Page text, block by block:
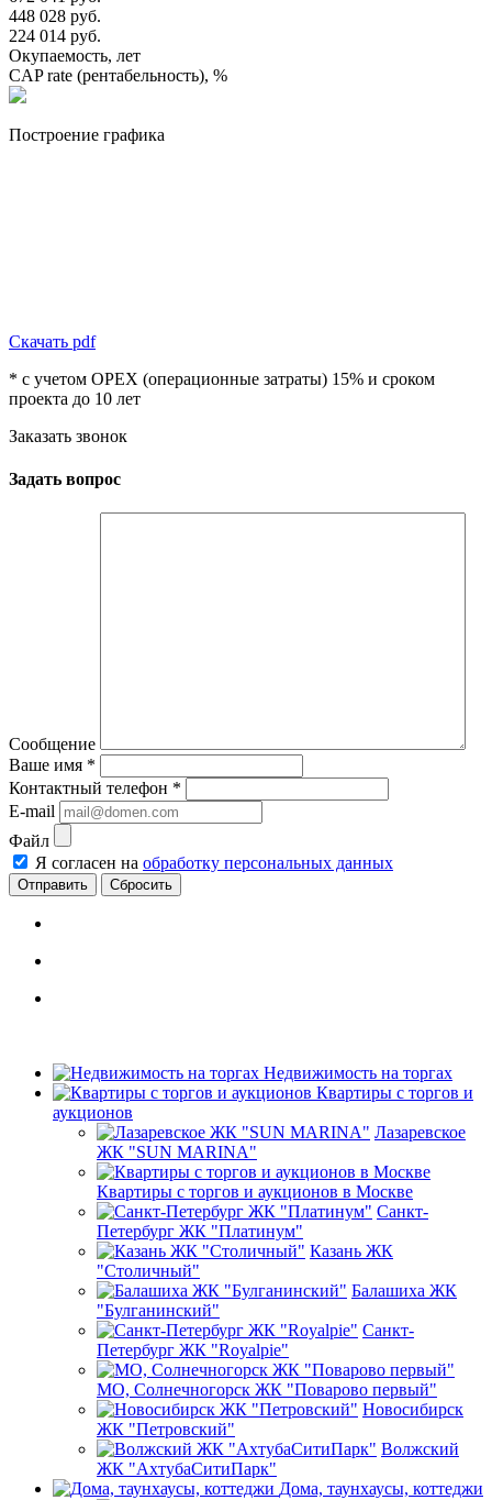
448 028 руб.
224 014 руб.
Окупаемость, лет
CAP rate (рентабельность), %
Построение графика
Скачать pdf
* с учетом OPEX (операционные затраты) 15% и сроком
проекта до 10 лет
Заказать звонок
Задать вопрос
Сообщение
Ваше имя *
Контактный телефон *
E-mail
Файл
Я согласен на обработку персональных данных
Сбросить
Недвижимость на торгах
Квартиры с торгов и
аукционов
Лазаревское
ЖК "SUN MARINA"
Квартиры с торгов и аукционов в Москве
Санкт-
Петербург ЖК "Платинум"
Казань ЖК
"Столичный"
Балашиха ЖК
"Булганинский"
Санкт-
Петербург ЖК "Royalpie"
МО, Солнечногорск ЖК "Поварово первый"
Новосибирск
ЖК "Петровский"
Волжский
ЖК "АхтубаСитиПарк"
Дома, таунхаусы, коттеджи